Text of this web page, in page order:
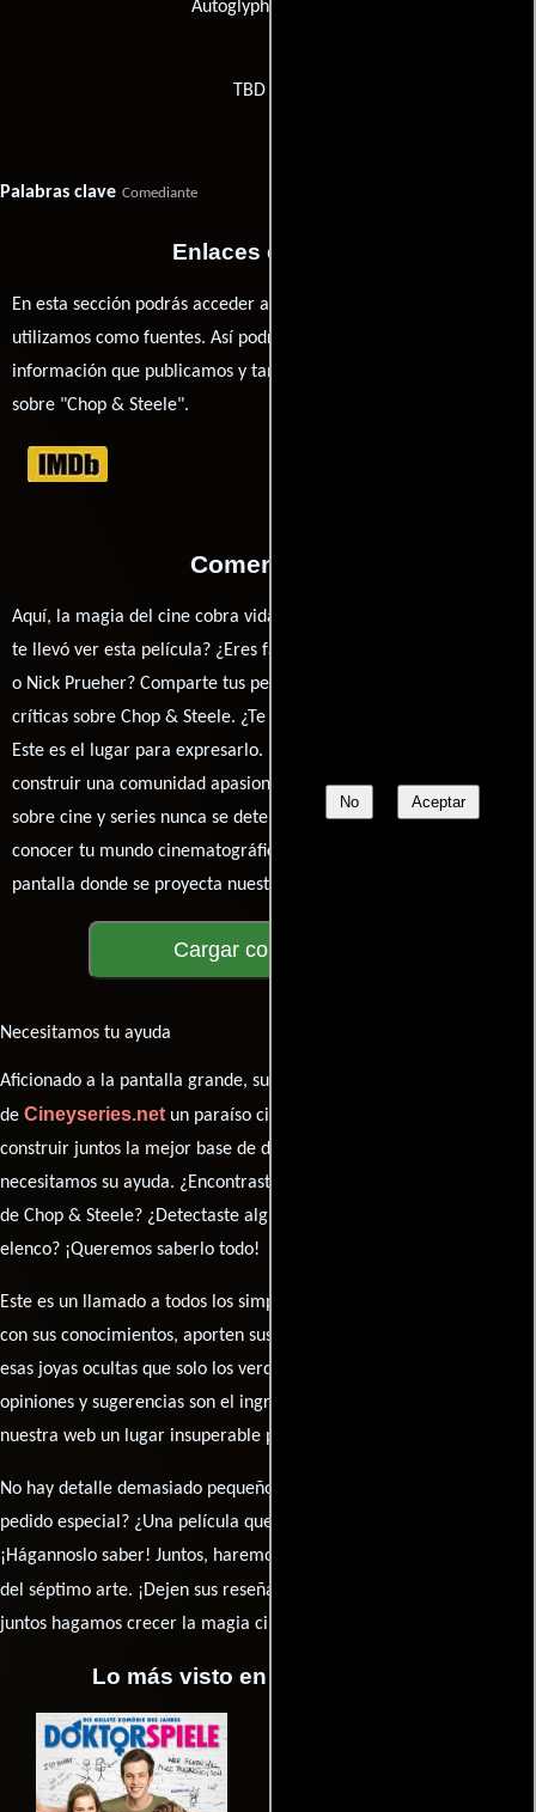
No Aceptar
Autoglyph Endcrawl
TBD Post
Palabras clave Comediante
Enlaces externos
En esta sección podrás acceder a los recursos externos que
utilizamos como fuentes. Así podrás chequear toda la
información que publicamos y también ampliar tu conocimiento
sobre "Chop & Steele".
Comentarios
Aquí, la magia del cine cobra vida a través de tus opiniones. ¿Qué
te llevó ver esta película? ¿Eres fan de Berndt Mader, Joe Pickett
o Nick Prueher? Comparte tus pensamientos, emociones y
críticas sobre Chop & Steele. ¿Te hizo reír, llorar o reflexionar?
Este es el lugar para expresarlo. ¡No te guardes nada! Queremos
construir una comunidad apasionada donde la conversación
sobre cine y series nunca se detenga. Únete a la charla y déjanos
conocer tu mundo cinematográfico. ¡Los comentarios son la
pantalla donde se proyecta nuestra diversidad de opiniones!
Cargar comentarios
Necesitamos tu ayuda
Aficionado a la pantalla grande, su participación es clave para hacer
de Cineyseries.netun paraíso cinéfilo completo. Queremos
construir juntos la mejor base de datos cinematográfica, pero
necesitamos su ayuda. ¿Encontraste algún dato faltante en la ficha
de Chop & Steele? ¿Detectaste algún error en la sinopsis o el
elenco? ¡Queremos saberlo todo!
Este es un llamado a todos los simpatizantes del cine: contribuyan
con sus conocimientos, aporten sus descubrimientos y compartan
esas joyas ocultas que solo los verdaderos fanáticos conocen. Sus
opiniones y sugerencias son el ingrediente secreto que hará de
nuestra web un lugar insuperable para los amantes del celuloide.
No hay detalle demasiado pequeño ni opinión insignificante. ¿Algún
pedido especial? ¿Una película que sueñas con ver reseñada?
¡Hágannoslo saber! Juntos, haremos de esta comunidad el epicentro
del séptimo arte. ¡Dejen sus reseña en la
juntos hagamos crecer la magia cinematográfica!
Lo más visto en Cineyseries.net